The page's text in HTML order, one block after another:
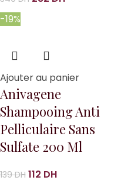
-19%
Ajouter au panier
Anivagene
Shampooing Anti
Pelliculaire Sans
Sulfate 200 Ml
139DH 112 DH